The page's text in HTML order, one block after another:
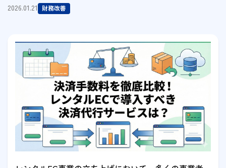
2026.01.21 財務改善